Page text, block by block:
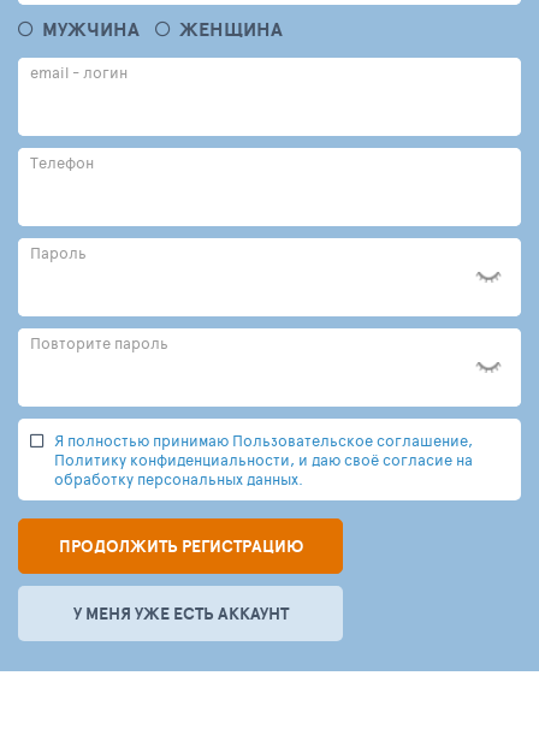
МУЖЧИНА ЖЕНЩИНА
email - логин
Телефон
Пароль
Повторите пароль
Я полностью принимаю Пользовательское соглашение,
Политику конфиденциальности, и даю своё согласие на
обработку персональных данных.
ПРОДОЛЖИТЬ РЕГИСТРАЦИЮ
У МЕНЯ УЖЕ ЕСТЬ АККАУНТ